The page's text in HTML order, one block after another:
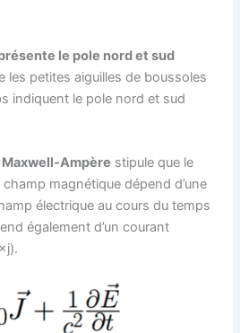
le pole nord et sud
les petites aiguilles de boussoles
indiquent le pole nord et sud
Maxwell-Ampère stipule que le
magnétique dépend d’une
électrique au cours du temps
également d’un courant